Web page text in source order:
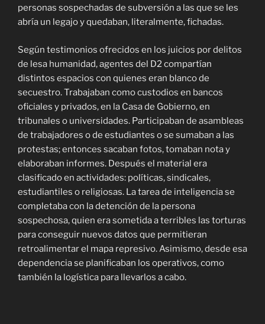
personas sospechadas de subversión a las que se les
abría un legajo y quedaban, literalmente, fichadas.
Según testimonios ofrecidos en los juicios por delitos
de lesa humanidad, agentes del D2 compartían
distintos espacios con quienes eran blanco de
secuestro. Trabajaban como custodios en bancos
oficiales y privados, en la Casa de Gobierno, en
tribunales o universidades. Participaban de asambleas
de trabajadores o de estudiantes o se sumaban a las
protestas; entonces sacaban fotos, tomaban nota y
elaboraban informes. Después el material era
clasificado en actividades: políticas, sindicales,
estudiantiles o religiosas. La tarea de inteligencia se
completaba con la detención de la persona
sospechosa, quien era sometida a terribles las torturas
para conseguir nuevos datos que permitieran
retroalimentar el mapa represivo. Asimismo, desde esa
dependencia se planificaban los operativos, como
también la logística para llevarlos a cabo.